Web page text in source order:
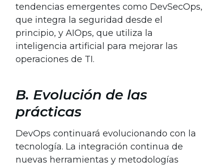
tendencias emergentes como DevSecOps,
que integra la seguridad desde el
principio, y AIOps, que utiliza la
inteligencia artificial para mejorar las
operaciones de TI.
B. Evolución de las
prácticas
DevOps continuará evolucionando con la
tecnología. La integración continua de
nuevas herramientas y metodologías